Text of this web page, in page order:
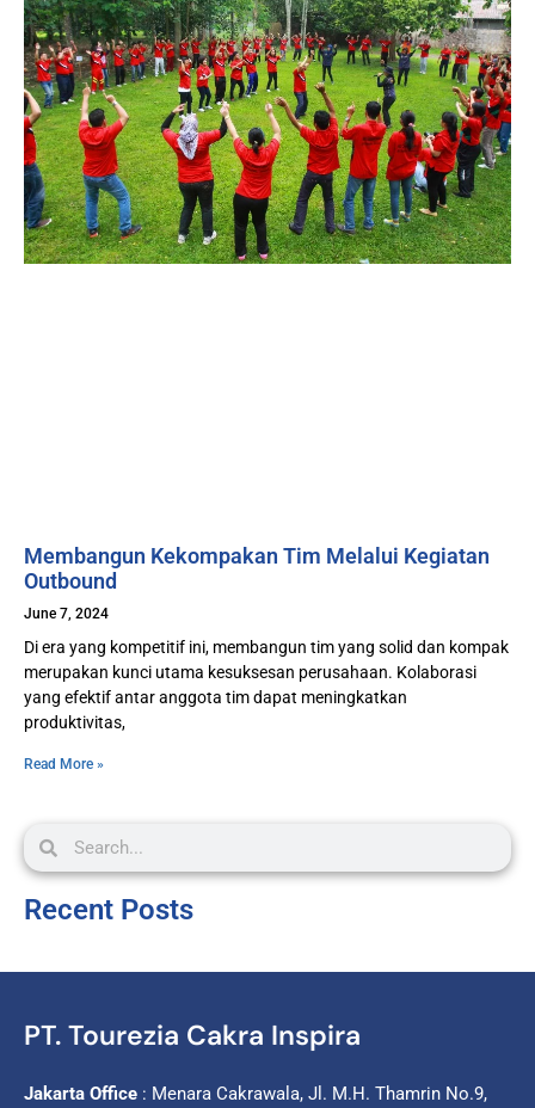
Membangun Kekompakan Tim Melalui Kegiatan
Outbound
June 7, 2024
Di era yang kompetitif ini, membangun tim yang solid dan kompak
merupakan kunci utama kesuksesan perusahaan. Kolaborasi
yang efektif antar anggota tim dapat meningkatkan
produktivitas,
Read More »
Recent Posts
PT. Tourezia Cakra Inspira
Jakarta Office : Menara Cakrawala, Jl. M.H. Thamrin No.9,